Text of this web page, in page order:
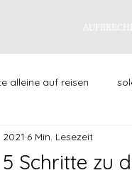
alleine auf reisen
failing feminist
5 Schritte zu
6 Min. Lesezeit